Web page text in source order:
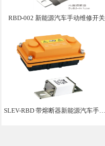
RBD-002 新能源汽车手动维修开关
SLEV-RBD 带熔断器新能源汽车手动维修盒子